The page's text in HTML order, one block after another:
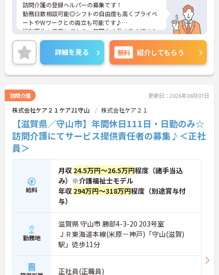
訪問介護の登録ヘルパーの募集です！
勤務日数相談可能◎シフトの自由度も高くプライベ
ートやWワークとの両立も可能です♪
福利厚生も充実しており、無理なく長く働き続けら
れる職場です。
ご興味のある方には、面接対策ポイントなどさらに
詳細をお話いたしますので、お気軽にご相談くださ
い。
詳細を見る 無料 紹介してもらう
訪問介護 更新日：2026年08月07日
株式会社ケア２１ケア21守山 株式会社ケア２１
【滋賀県／守山市】年間休日111日・日勤のみ☆
訪問介護にてサービス提供責任者の募集♪＜正社
員＞
給料
月収 24.5万円～26.5万円程度（諸手当込
み）※介護福祉士モデル
年収 294万円～318万円程度（別途賞与付
与）
勤務地
滋賀県 守山市 勝部4-3-20 203号室
ＪＲ東海道本線(米原－神戸)「守山(滋賀)
駅」徒歩11分
正社員(正職員)